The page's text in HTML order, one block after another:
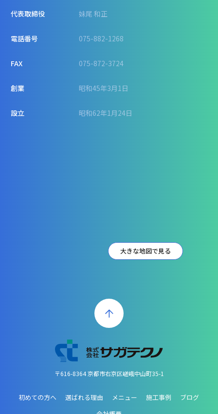
代表取締役 妹尾 和正
電話番号 075-882-1268
FAX 075-872-3724
創業 昭和45年3月1日
設立 昭和62年1月24日
大きな地図で見る
〒616-8364 京都市右京区嵯峨中山町35-1
初めての方へ 選ばれる理由 メニュー 施工事例
ブログ